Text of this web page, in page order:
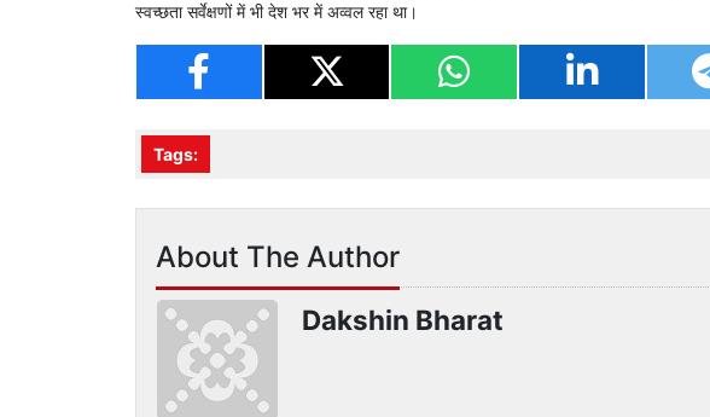
स्वच्छता सर्वेक्षणों में भी देश भर में अव्वल रहा था।
Tags:
About The Author
Dakshin Bharat